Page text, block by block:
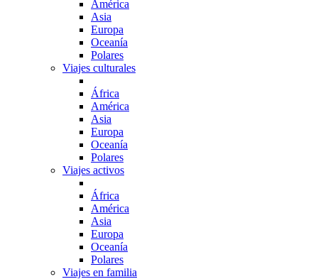
América
Asia
Europa
Oceanía
Polares
Viajes culturales
África
América
Asia
Europa
Oceanía
Polares
Viajes activos
África
América
Asia
Europa
Oceanía
Polares
Viajes en familia